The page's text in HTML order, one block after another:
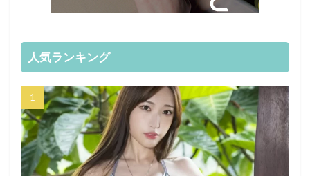
人気ランキング